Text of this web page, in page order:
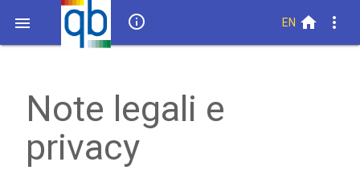
 info_outline EN home more_vert
Note legali e
privacy